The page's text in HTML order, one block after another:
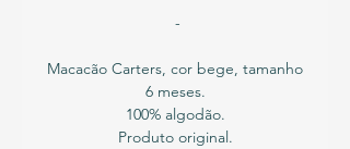
-
Macacão Carters, cor bege, tamanho
6 meses.
100% algodão.
Produto original.